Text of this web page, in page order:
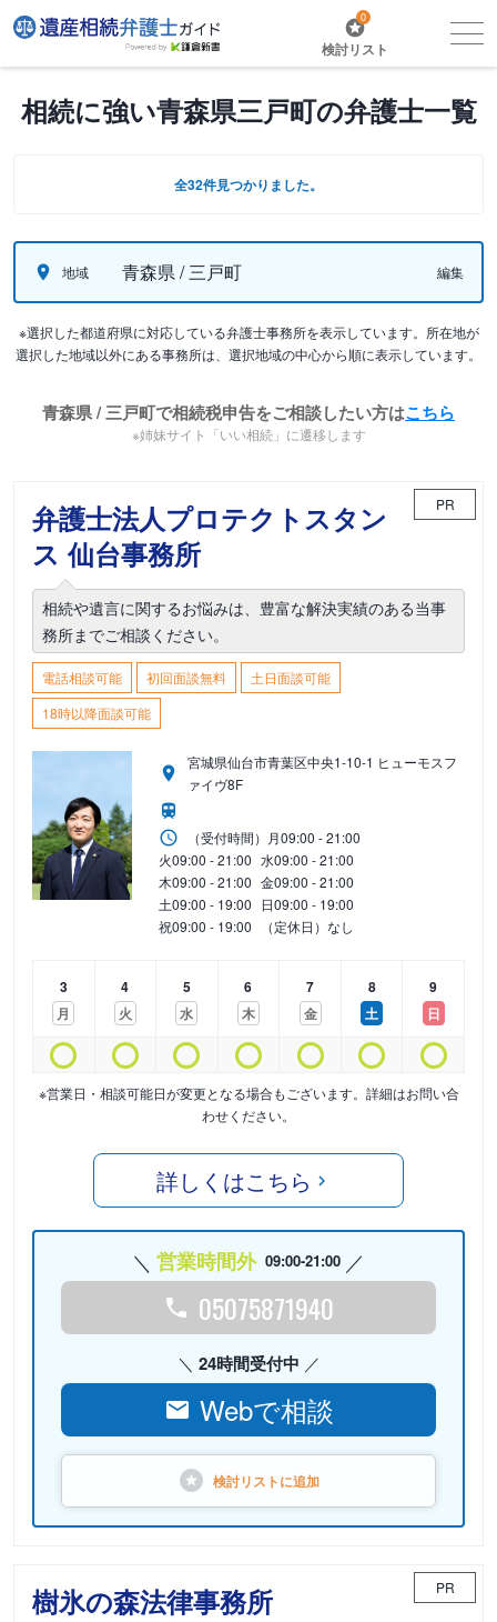
0
検討リスト
相続に強い青森県三戸町の弁護士一覧
全32件見つかりました。
地域 青森県 / 三戸町 編集
※選択した都道府県に対応している弁護士事務所を表示しています。所在地が
選択した地域以外にある事務所は、選択地域の中心から順に表示しています。
青森県 / 三戸町で相続税申告をご相談したい方はこちら
※姉妹サイト「いい相続」に遷移します
弁護士法人プロテクトスタン
ス 仙台事務所
PR
相続や遺言に関するお悩みは、豊富な解決実績のある当事
務所までご相談ください。
電話相談可能 初回面談無料
土日面談可能
18時以降面談可能
宮城県仙台市青葉区中央1-10-1 ヒューモスフ
ァイヴ8F
（受付時間） 月09:00 - 21:00
火09:00 - 21:00 水09:00 - 21:00
木09:00 - 21:00 金09:00 - 21:00
土09:00 - 19:00 日09:00 - 19:00
祝09:00 - 19:00 （定休日）なし
3
月
4
火
5
水
6
木
7
金
8
土
9
日
※営業日・相談可能日が変更となる場合もございます。詳細はお問い合
わせください。
詳しくはこちら
営業時間外 09:00-21:00
05075871940
24時間受付中
Webで相談
検討リストに追加
樹氷の森法律事務所 PR